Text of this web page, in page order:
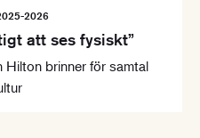
2026
att ses fysiskt”
Hilton brinner för samtal